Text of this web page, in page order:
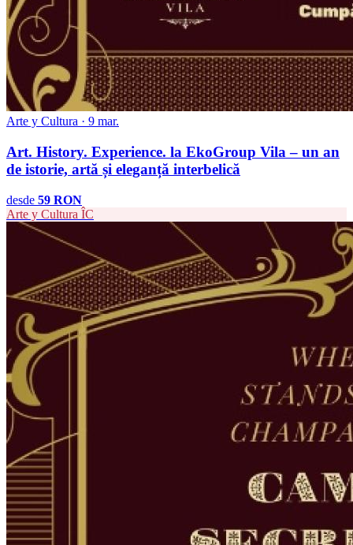
Arte y Cultura · 9 mar.
Art. History. Experience. la EkoGroup Vila – un an
de istorie, artă și eleganță interbelică
desde 59 RON
Arte y Cultura ÎC